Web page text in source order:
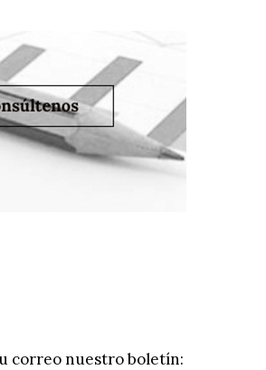
correo nuestro boletín: